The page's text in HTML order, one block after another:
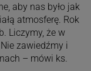
aby nas było jak
atmosferę. Rok
Liczymy, że w
zawiedźmy i
– mówi ks.